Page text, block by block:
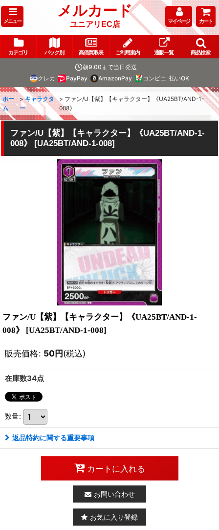
メニュー
メルカード
ユニアリEC店 マイページ カート
カテゴリ パック別 高価買取表 ご利用案内 通販一覧 商品検索
朝9:00まで当日発送
クレカ
PayPay AmazonPay コンビニ 払いOK
ホー
ム
> キャラクタ
ー
> ファン/U【紫】【キャラクター】《UA25BT/AND-1-
008》
ファン/U【紫】【キャラクター】《UA25BT/AND-1-
008》
[UA25BT/AND-1-008]
ファン/U【紫】【キャラクター】《UA25BT/AND-1-
008》
[UA25BT/AND-1-008]
販売価格: 50円(税込)
在庫数34点
数量:
返品特約に関する重要事項
カートに入れる
お問い合わせ
お気に入り登録